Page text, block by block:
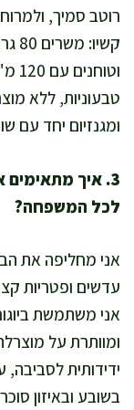
רוטב סמיך,
טבעוניות, ללא
ומגנזיום יחד עם
3. איך
לכל המשפחה?
אני מחליפה את
עדשים ופטריות
אני משתמשת
ומוותרת על
ידידותית
בשובע ובאיזון